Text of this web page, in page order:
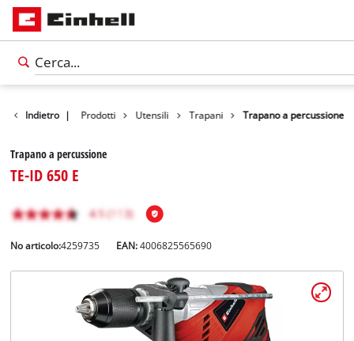
Indietro | Prodotti Utensili Trapani Trapano a percussione
Trapano a percussione
TE-ID 650 E
No articolo:4259735 EAN:4006825565690